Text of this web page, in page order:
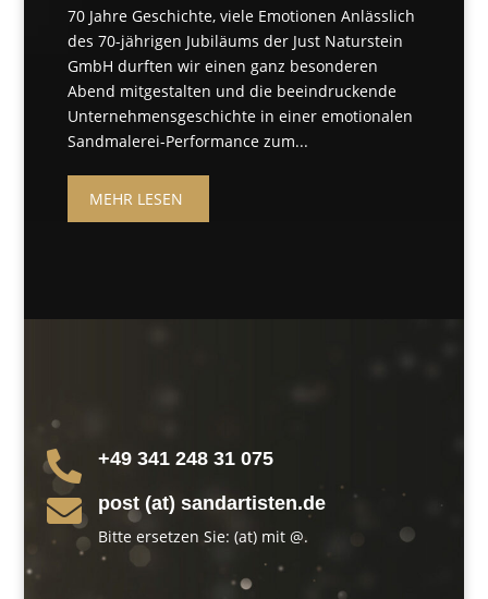
70 Jahre Geschichte, viele Emotionen Anlässlich
des 70-jährigen Jubiläums der Just Naturstein
GmbH durften wir einen ganz besonderen
Abend mitgestalten und die beeindruckende
Unternehmensgeschichte in einer emotionalen
Sandmalerei-Performance zum...
MEHR LESEN
 +49 341 248 31 075
 post (at) sandartisten.de
Bitte ersetzen Sie: (at) mit @.